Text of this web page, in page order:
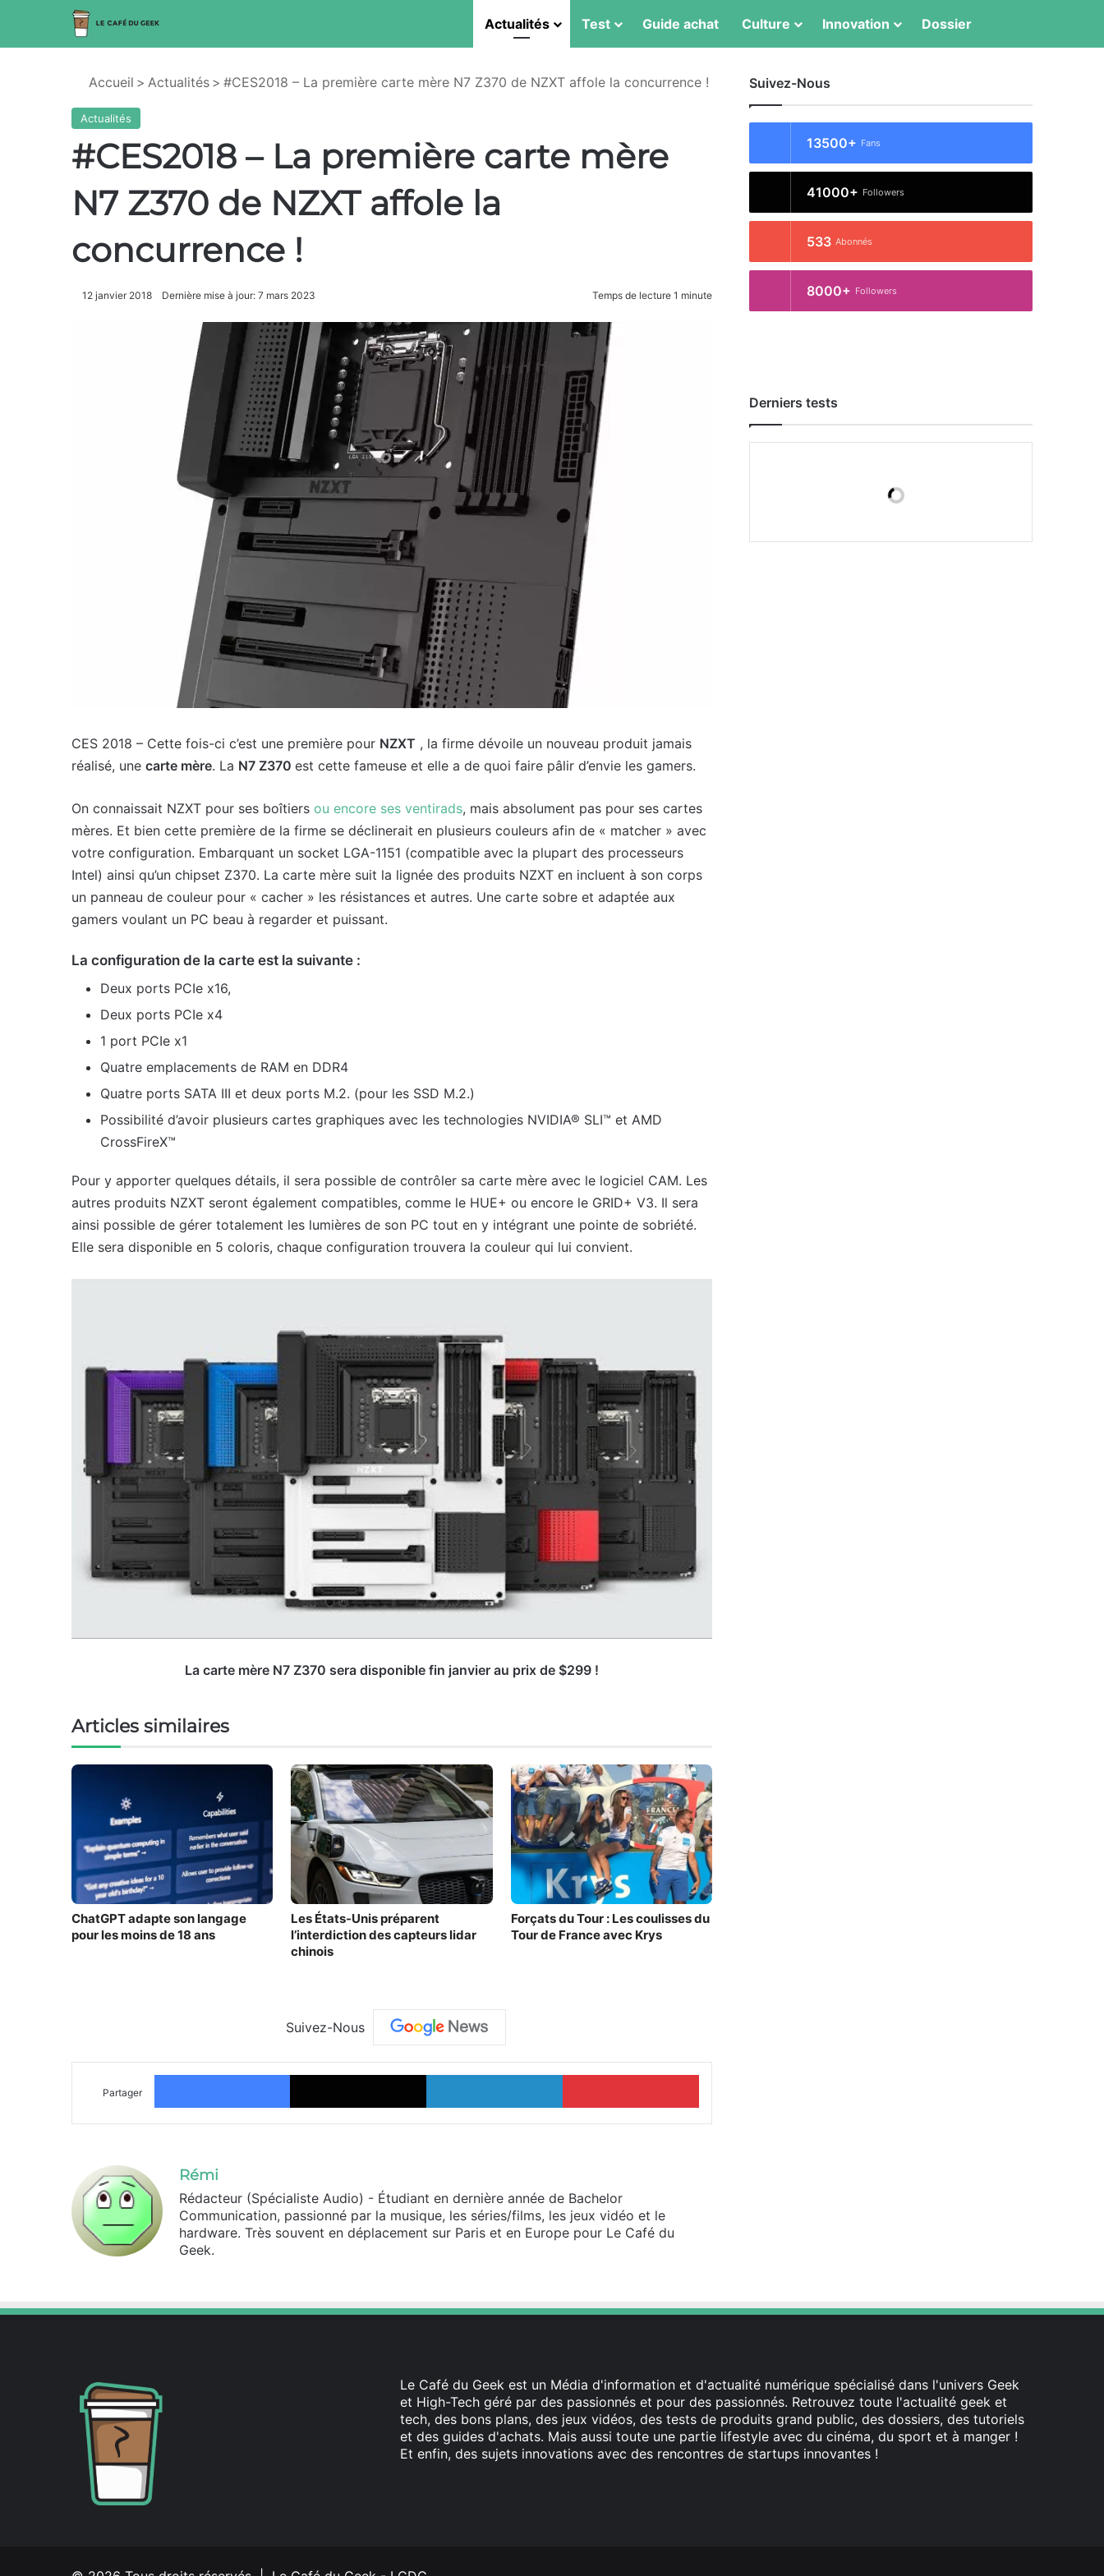
Actualités Test Guide achat Culture Innovation Dossier
Accueil > Actualités > #CES2018 – La première carte mère N7 Z370 de NZXT affole la concurrence !
Actualités
#CES2018 – La première carte mère
N7 Z370 de NZXT affole la
concurrence !
12 janvier 2018 Dernière mise à jour: 7 mars 2023 Temps de lecture 1 minute
CES 2018 – Cette fois-ci c’est une première pour NZXT , la firme dévoile un nouveau produit jamais
réalisé, une carte mère. La N7 Z370 est cette fameuse et elle a de quoi faire pâlir d’envie les gamers.
On connaissait NZXT pour ses boîtiers ou encore ses ventirads, mais absolument pas pour ses cartes
mères. Et bien cette première de la firme se déclinerait en plusieurs couleurs afin de « matcher » avec
votre configuration. Embarquant un socket LGA-1151 (compatible avec la plupart des processeurs
Intel) ainsi qu’un chipset Z370. La carte mère suit la lignée des produits NZXT en incluent à son corps
un panneau de couleur pour « cacher » les résistances et autres. Une carte sobre et adaptée aux
gamers voulant un PC beau à regarder et puissant.
La configuration de la carte est la suivante :
Deux ports PCIe x16,
Deux ports PCIe x4
1 port PCIe x1
Quatre emplacements de RAM en DDR4
Quatre ports SATA III et deux ports M.2. (pour les SSD M.2.)
Possibilité d’avoir plusieurs cartes graphiques avec les technologies NVIDIA® SLI™ et AMD
CrossFireX™
Pour y apporter quelques détails, il sera possible de contrôler sa carte mère avec le logiciel CAM. Les
autres produits NZXT seront également compatibles, comme le HUE+ ou encore le GRID+ V3. Il sera
ainsi possible de gérer totalement les lumières de son PC tout en y intégrant une pointe de sobriété.
Elle sera disponible en 5 coloris, chaque configuration trouvera la couleur qui lui convient.
La carte mère N7 Z370 sera disponible fin janvier au prix de $299 !
Articles similaires
ChatGPT adapte son langage
pour les moins de 18 ans
Les États-Unis préparent
l’interdiction des capteurs lidar
chinois
Forçats du Tour : Les coulisses du
Tour de France avec Krys
Suivez-Nous
Partager
Facebook X Linkedin
Rémi
Rédacteur (Spécialiste Audio) - Étudiant en dernière année de Bachelor
Communication, passionné par la musique, les séries/films, les jeux vidéo et le
hardware. Très souvent en déplacement sur Paris et en Europe pour Le Café du
Geek.
Suivez-Nous
13500+ Fans
41000+ Followers
533 Abonnés
8000+ Followers
Derniers tests
Le Café du Geek est un Média d'information et d'actualité numérique spécialisé dans l'univers Geek
et High-Tech géré par des passionnés et pour des passionnés. Retrouvez toute l'actualité geek et
tech, des bons plans, des jeux vidéos, des tests de produits grand public, des dossiers, des tutoriels
et des guides d'achats. Mais aussi toute une partie lifestyle avec du cinéma, du sport et à manger !
Et enfin, des sujets innovations avec des rencontres de startups innovantes !